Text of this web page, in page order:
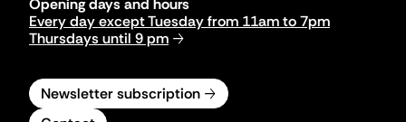
Opening days and hours
Every day except Tuesday from 11am to 7pm
Thursdays until 9 pm
Newsletter subscription